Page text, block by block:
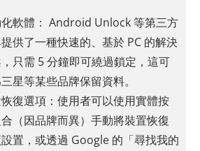
化軟體： Android Unlock 等第三方
供了一種快速的、基於 PC 的解決
只需 5 分鐘即可繞過鎖定，這可
星等某些品牌保留資料。
復選項：使用者可以使用實體按
（因品牌而異）手動將裝置恢復
置，或透過 Google 的「尋找我的